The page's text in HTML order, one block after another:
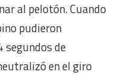
al pelotón. Cuando
pudieron
segundos de
en el giro